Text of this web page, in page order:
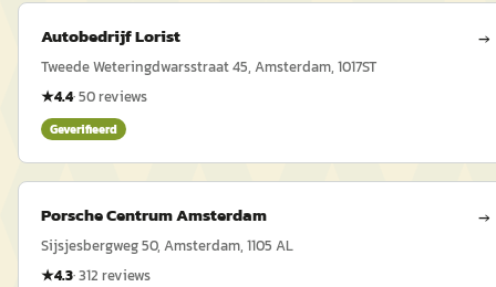
Autobedrijf Lorist →
Tweede Weteringdwarsstraat 45, Amsterdam, 1017ST
★4.4·50reviews
Geverifieerd
Porsche Centrum Amsterdam →
Sijsjesbergweg 50, Amsterdam, 1105 AL
★4.3·312 reviews